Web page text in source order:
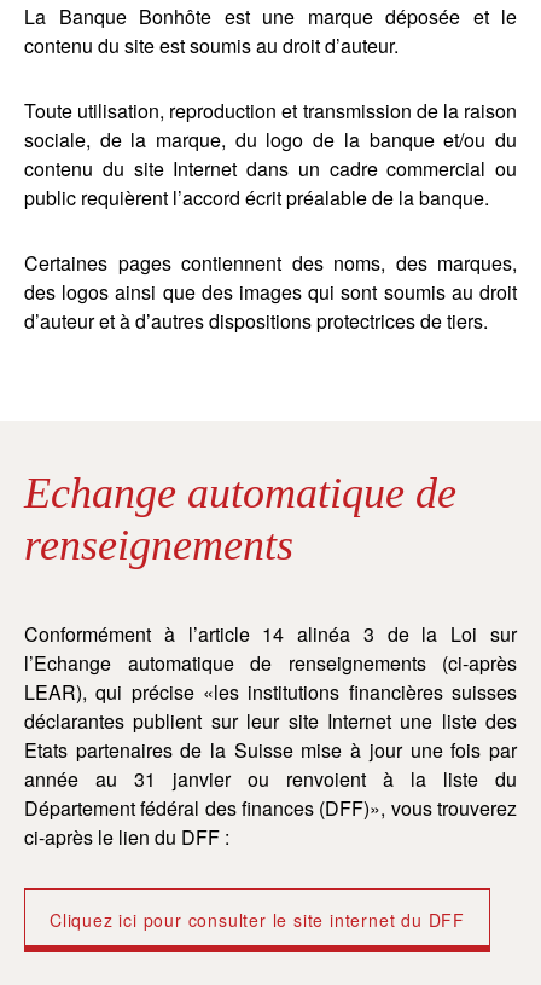
La Banque Bonhôte est une marque déposée et le
contenu du site est soumis au droit d’auteur.
Toute utilisation, reproduction et transmission de la raison
sociale, de la marque, du logo de la banque et/ou du
contenu du site Internet dans un cadre commercial ou
public requièrent l’accord écrit préalable de la banque.
Certaines pages contiennent des noms, des marques,
des logos ainsi que des images qui sont soumis au droit
d’auteur et à d’autres dispositions protectrices de tiers.
Echange automatique de
renseignements
Conformément à l’article 14 alinéa 3 de la Loi sur
l’Echange automatique de renseignements (ci-après
LEAR), qui précise «les institutions financières suisses
déclarantes publient sur leur site Internet une liste des
Etats partenaires de la Suisse mise à jour une fois par
année au 31 janvier ou renvoient à la liste du
Département fédéral des finances (DFF)», vous trouverez
ci-après le lien du DFF :
Cliquez ici pour consulter le site internet du DFF